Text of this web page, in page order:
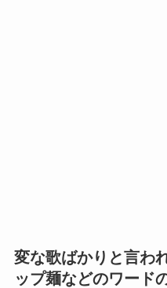
変な歌ばかりと言わ
ップ麺などのワード